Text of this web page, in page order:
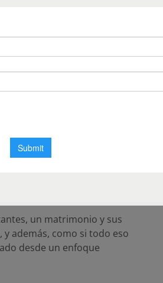
afuera. La
en la planta superior
la sustentabilidad como
en un terreno
implantaron varios
las tres
respectivos bitró, la
a través del patio lindero al
más la luz del día.
un matrimonio y sus
además, como si todo eso
desde un enfoque